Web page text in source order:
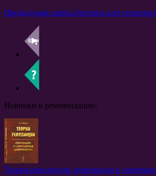
Предыдущая записьЭкспаты или
Новинки и рекомендации:
Теория революции: революции и